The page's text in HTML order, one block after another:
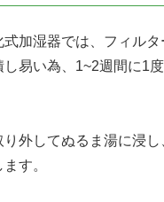
式加湿器では、フィル
易い為、1~2週間に1
り外してぬるま湯に浸
す。